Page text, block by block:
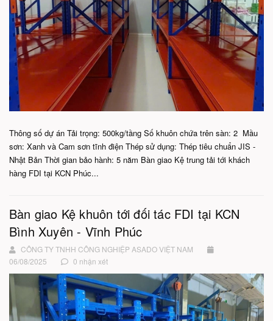
Thông số dự án Tải trọng: 500kg/tầng Số khuôn chứa trên sàn: 2 Mầu
sơn: Xanh và Cam sơn tĩnh điện Thép sử dụng: Thép tiêu chuẩn JIS -
Nhật Bản Thời gian bảo hành: 5 năm ​​​​​​​Bàn giao Kệ trung tải tới khách
hàng FDI tại KCN Phúc...
Bàn giao Kệ khuôn tới đối tác FDI tại KCN
Bình Xuyên - Vĩnh Phúc
CÔNG TY TNHH CÔNG NGHIỆP ASADO VIỆT NAM
06/08/2025
0 nhận xét